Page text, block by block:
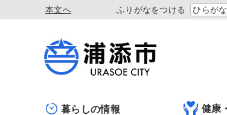
本文へ ふりがなをつける ひらがな
暮らしの情報 健康